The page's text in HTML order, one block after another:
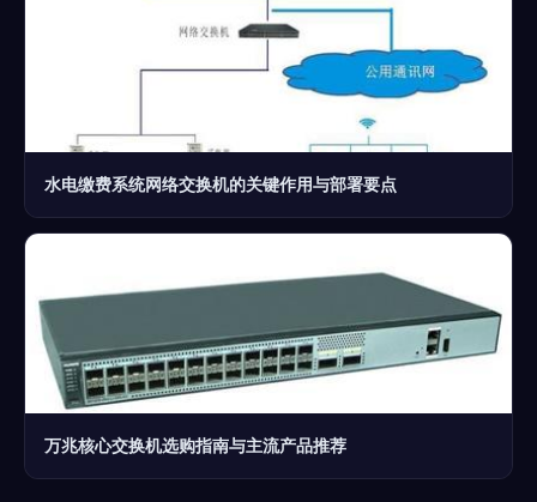
水电缴费系统网络交换机的关键作用与部署要点
万兆核心交换机选购指南与主流产品推荐